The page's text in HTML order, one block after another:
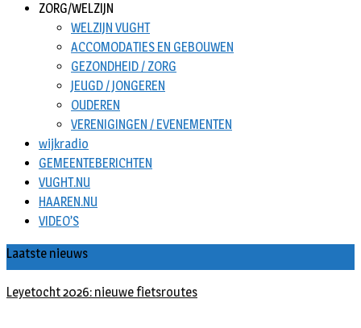
ZORG/WELZIJN
WELZIJN VUGHT
ACCOMODATIES EN GEBOUWEN
GEZONDHEID / ZORG
JEUGD / JONGEREN
OUDEREN
VERENIGINGEN / EVENEMENTEN
wijkradio
GEMEENTEBERICHTEN
VUGHT.NU
HAAREN.NU
VIDEO’S
Laatste nieuws
Leyetocht 2026: nieuwe fietsroutes